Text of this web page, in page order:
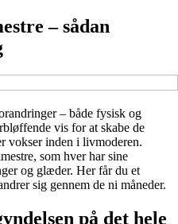
– sådan
– både fysisk og
vis for at skabe de
vokser inden i livmoderen.
som hver har sine
og glæder. Her får du et
sig gennem de ni måneder.
på det hele